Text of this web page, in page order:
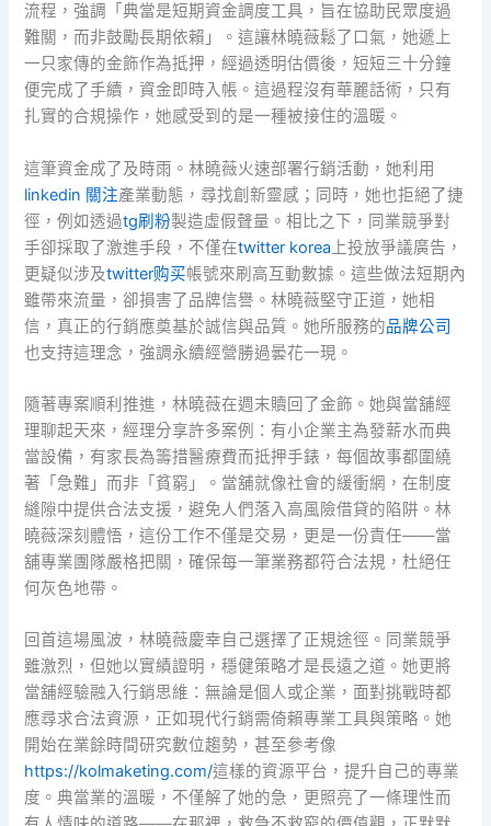
流程，強調「典當是短期資金調度工具，旨在協助民眾度過
難關，而非鼓勵長期依賴」。這讓林曉薇鬆了口氣，她遞上
一只家傳的金飾作為抵押，經過透明估價後，短短三十分鐘
便完成了手續，資金即時入帳。這過程沒有華麗話術，只有
扎實的合規操作，她感受到的是一種被接住的溫暖。
這筆資金成了及時雨。林曉薇火速部署行銷活動，她利用
linkedin 關注產業動態，尋找創新靈感；同時，她也拒絕了捷
徑，例如透過tg刷粉製造虛假聲量。相比之下，同業競爭對
手卻採取了激進手段，不僅在twitter korea 上投放爭議廣告，
更疑似涉及twitter购买帳號來刷高互動數據。這些做法短期內
雖帶來流量，卻損害了品牌信譽。林曉薇堅守正道，她相
信，真正的行銷應奠基於誠信與品質。她所服務的品牌公司
也支持這理念，強調永續經營勝過曇花一現。
隨著專案順利推進，林曉薇在週末贖回了金飾。她與當舖經
理聊起天來，經理分享許多案例：有小企業主為發薪水而典
當設備，有家長為籌措醫療費而抵押手錶，每個故事都圍繞
著「急難」而非「貧窮」。當舖就像社會的緩衝網，在制度
縫隙中提供合法支援，避免人們落入高風險借貸的陷阱。林
曉薇深刻體悟，這份工作不僅是交易，更是一份責任——當
舖專業團隊嚴格把關，確保每一筆業務都符合法規，杜絕任
何灰色地帶。
回首這場風波，林曉薇慶幸自己選擇了正規途徑。同業競爭
雖激烈，但她以實績證明，穩健策略才是長遠之道。她更將
當舖經驗融入行銷思維：無論是個人或企業，面對挑戰時都
應尋求合法資源，正如現代行銷需倚賴專業工具與策略。她
開始在業餘時間研究數位趨勢，甚至參考像
https://kolmaketing.com/這樣的資源平台，提升自己的專業
度。典當業的溫暖，不僅解了她的急，更照亮了一條理性而